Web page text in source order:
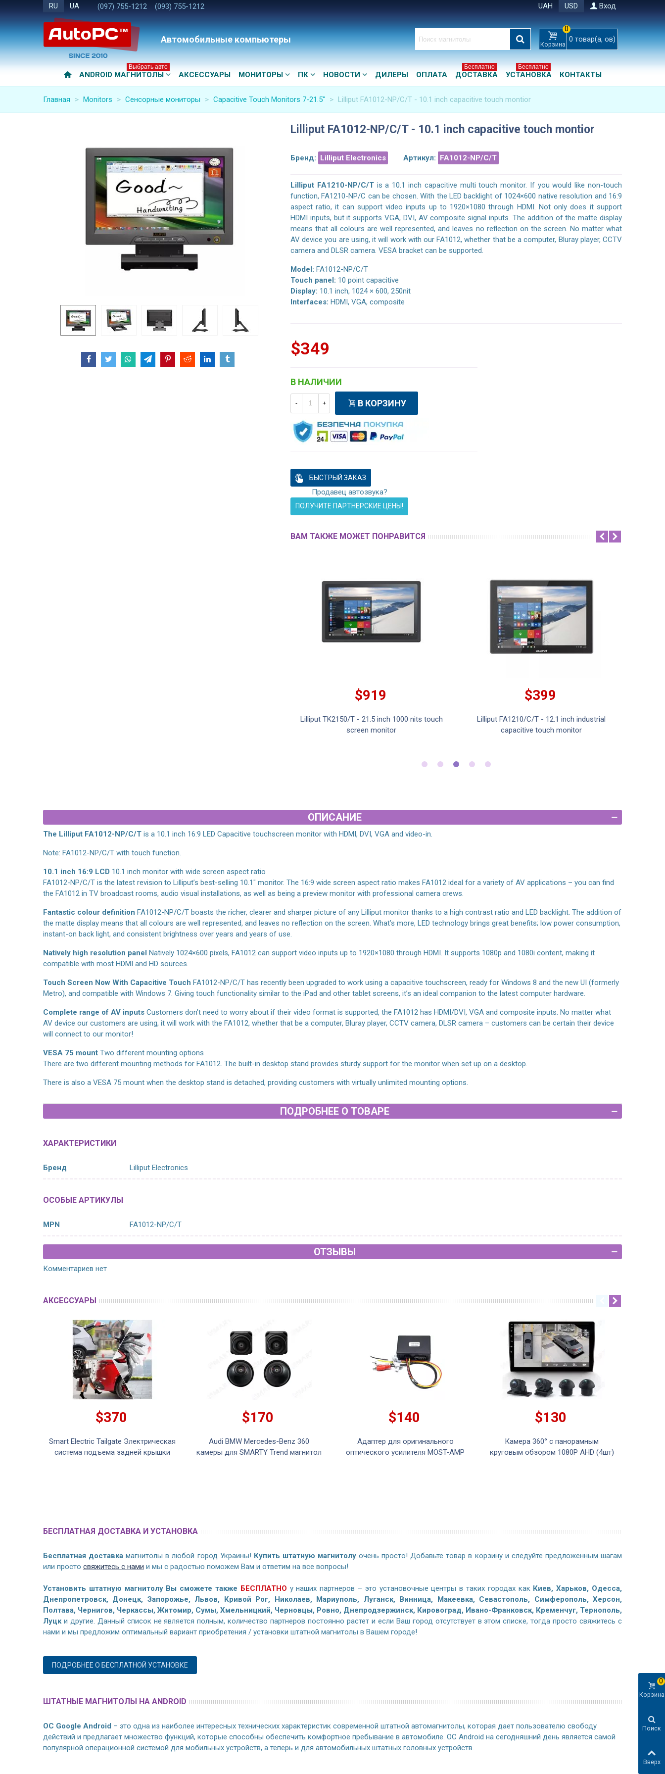
RU UA (097) 755-1212 (093) 755-1212 UAH USD Вход
Автомобильные компьютеры Корзина
0
0 товар(а, ов)
ANDROID МАГНИТОЛЫ
Выбрать авто
АКСЕССУАРЫ МОНИТОРЫ ПК НОВОСТИ ДИЛЕРЫ ОПЛАТА ДОСТАВКА
Бесплатно
УСТАНОВКА
Бесплатно
КОНТАКТЫ
Главная > Monitors > Сенсорные мониторы > Capacitive Touch Monitors 7-21.5″ > Lilliput FA1012-NP/C/T - 10.1 inch capacitive touch montior
Lilliput FA1012-NP/C/T - 10.1 inch capacitive touch montior
Бренд: Lilliput Electronics Артикул: FA1012-NP/C/T
Lilliput FA1210-NP/C/Tis a 10.1 inch capacitive multi touch monitor. If you would like non-touch
function, FA1210-NP/C can be chosen. With the LED backlight of 1024×600 native resolution and 16:9
aspect ratio, it can support video inputs up to 1920×1080 through HDMI. Not only does it support
HDMI inputs, but it supports VGA, DVI, AV composite signal inputs. The addition of the matte display
means that all colours are well represented, and leaves no reflection on the screen. No matter what
AV device you are using, it will work with our FA1012, whether that be a computer, Bluray player, CCTV
camera and DLSR camera. VESA bracket can be supported.
Model: FA1012-NP/C/T
Touch panel: 10 point capacitive
Display: 10.1 inch, 1024 × 600, 250nit
Interfaces: HDMI, VGA, composite
$349
В НАЛИЧИИ
- + В КОРЗИНУ
БЫСТРЫЙ ЗАКАЗ
Продавец автозвука?
ПОЛУЧИТЕ ПАРТНЕРСКИЕ ЦЕНЫ!
ВАМ ТАКЖЕ МОЖЕТ ПОНРАВИТСЯ
$919
Lilliput TK2150/T - 21.5 inch 1000 nits touch
screen monitor
$399
Lilliput FA1210/C/T - 12.1 inch industrial
capacitive touch monitor
ОПИСАНИЕ
The Lilliput FA1012-NP/C/T is a 10.1 inch 16:9 LED Capacitive touchscreen monitor with HDMI, DVI, VGA and video-in.
Note: FA1012-NP/C/T with touch function.
10.1 inch 16:9 LCD 10.1 inch monitor with wide screen aspect ratio
FA1012-NP/C/T is the latest revision to Lilliput’s best-selling 10.1″ monitor. The 16:9 wide screen aspect ratio makes FA1012 ideal for a variety of AV applications – you can find
the FA1012 in TV broadcast rooms, audio visual installations, as well as being a preview monitor with professional camera crews.
Fantastic colour definition FA1012-NP/C/T boasts the richer, clearer and sharper picture of any Lilliput monitor thanks to a high contrast ratio and LED backlight. The addition of
the matte display means that all colours are well represented, and leaves no reflection on the screen. What’s more, LED technology brings great benefits; low power consumption,
instant-on back light, and consistent brightness over years and years of use.
Natively high resolution panel
Natively 1024×600 pixels, FA1012 can support video inputs up to 1920×1080 through HDMI. It supports 1080p and 1080i content, making it
compatible with most HDMI and HD sources.
Touch Screen Now With Capacitive Touch FA1012-NP/C/T has recently been upgraded to work using a capacitive touchscreen, ready for Windows 8 and the new UI (formerly
Metro), and compatible with Windows 7. Giving touch functionality similar to the iPad and other tablet screens, it’s an ideal companion to the latest computer hardware.
Complete range of AV inputs Customers don’t need to worry about if their video format is supported, the FA1012 has HDMI/DVI, VGA and composite inputs. No matter what
AV device our customers are using, it will work with the FA1012, whether that be a computer, Bluray player, CCTV camera, DLSR camera – customers can be certain their device
will connect to our monitor!
VESA 75 mount Two different mounting options
There are two different mounting methods for FA1012. The built-in desktop stand provides sturdy support for the monitor when set up on a desktop.
There is also a VESA 75 mount when the desktop stand is detached, providing customers with virtually unlimited mounting options.
ПОДРОБНЕЕ О ТОВАРЕ
ХАРАКТЕРИСТИКИ
Бренд Lilliput Electronics
ОСОБЫЕ АРТИКУЛЫ
MPN FA1012-NP/C/T
ОТЗЫВЫ
Комментариев нет
АКСЕССУАРЫ
$370
Smart Electric Tailgate Электрическая
система подъема задней крышки
$170
Audi BMW Mercedes-Benz 360
камеры для SMARTY Trend магнитол
$140
Адаптер для оригинального
оптического усилителя MOST-AMP
$130
Камера 360° с панорамным
круговым обзором 1080P AHD (4шт)
БЕСПЛАТНАЯ ДОСТАВКА И УСТАНОВКА
Бесплатная доставка магнитолы в любой город Украины! Купить штатную магнитолуочень просто! Добавьте товар в корзину и следуйте предложенным шагам
или просто свяжитесь с нами и мы с радостью поможем Вам и ответим на все вопросы!
Установить штатную магнитолу Вы сможете также БЕСПЛАТНО у наших партнеров – это установочные центры в таких городах как Киев, Харьков, Одесса,
Днепропетровск, Донецк, Запорожье, Львов, Кривой Рог, Николаев, Мариуполь, Луганск, Винница, Макеевка, Севастополь, Симферополь, Херсон,
Полтава, Чернигов, Черкассы, Житомир, Сумы, Хмельницкий, Черновцы, Ровно, Днепродзержинск, Кировоград, Ивано-Франковск, Кременчуг, Тернополь,
Луцки другие. Данный список не является полным, количество партнеров постоянно растет и если Ваш город отсутствует в этом списке, тогда просто свяжитесь с
нами и мы предложим оптимальный вариант приобретения / установки штатной магнитолы в Вашем городе!
ПОДРОБНЕЕ О БЕСПЛАТНОЙ УСТАНОВКЕ
ШТАТНЫЕ МАГНИТОЛЫ НА ANDROID
ОС Google Android – это одна из наиболее интересных технических характеристик современной штатной автомагнитолы, которая дает пользователю свободу
действий и предлагает множество функций, которые способны обеспечить комфортное пребывание в автомобиле. ОС Android на сегодняшний день является самой
популярной операционной системой для мобильных устройств, а теперь и для автомобильных штатных головных устройств.
Корзина
0
Поиск
Вверх